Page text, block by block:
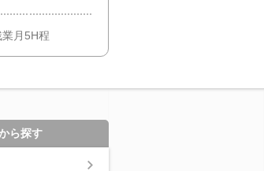
月5H程
ら探す